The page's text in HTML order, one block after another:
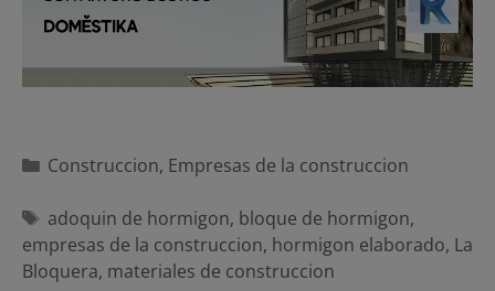
Categorías
Construccion, Empresas de la construccion
Etiquetas
adoquin de hormigon, bloque de hormigon,
empresas de la construccion, hormigon elaborado, La
Bloquera, materiales de construccion